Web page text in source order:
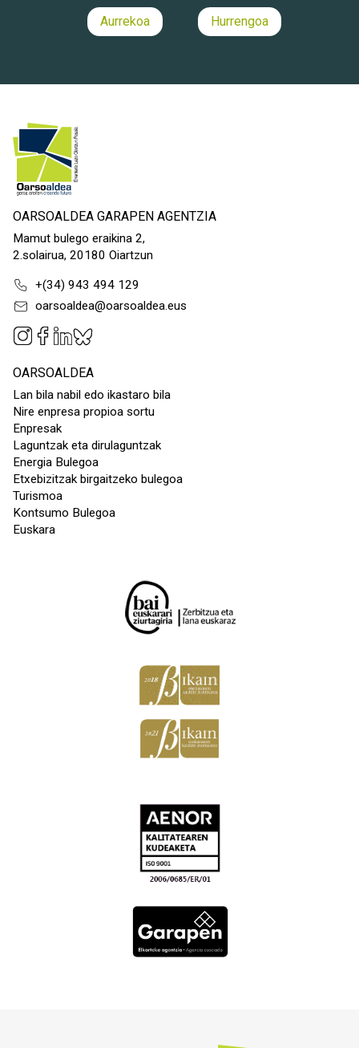
Aurrekoa Hurrengoa
OARSOALDEA GARAPEN AGENTZIA
Mamut bulego eraikina 2,
2.solairua, 20180 Oiartzun
+(34) 943 494 129
oarsoaldea@oarsoaldea.eus
OARSOALDEA
Lan bila nabil edo ikastaro bila
Nire enpresa propioa sortu
Enpresak
Laguntzak eta dirulaguntzak
Energia Bulegoa
Etxebizitzak birgaitzeko bulegoa
Turismoa
Kontsumo Bulegoa
Euskara